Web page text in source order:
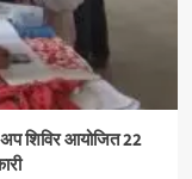
शिविर आयोजित 22